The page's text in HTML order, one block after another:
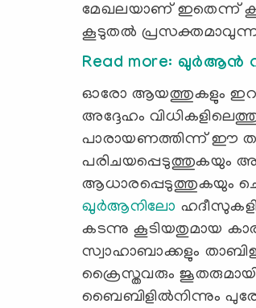
മേഖലയാണ് ഇതെന്ന്
കൂടുതല്‍
Read more: ഖുര്‍ആന്‍
ഓരോ ആയത്തുകളും
അദ്ദേഹം
പാരായണത്തിന്ന് ഈ
പരിചയപ്പെടുത്തുകയും
ആധാരപ്പെടുത്തുകയും
ഖുർആനിലോ
കടന്നു കൂടിയതുമായ
സ്വാഹാബാക്കളും
ക്രൈസ്തവരും
ബൈബിളില്‍നിന്നും